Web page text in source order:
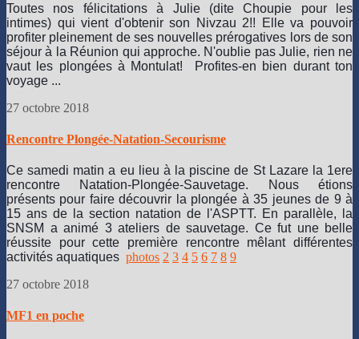
Toutes nos félicitations à Julie (dite Choupie pour les
intimes) qui vient d'obtenir son Nivzau 2!! Elle va pouvoir
profiter pleinement de ses nouvelles prérogatives lors de son
séjour à la Réunion qui approche. N'oublie pas Julie, rien ne
vaut les plongées à Montulat! Profites-en bien durant ton
voyage ...
27 octobre 2018
Rencontre Plongée-Natation-Secourisme
Ce samedi matin a eu lieu à la piscine de St Lazare la 1ere
rencontre Natation-Plongée-Sauvetage. Nous étions
présents pour faire découvrir la plongée à 35 jeunes de 9 à
15 ans de la section natation de l'ASPTT. En parallèle, la
SNSM a animé 3 ateliers de sauvetage. Ce fut une belle
réussite pour cette première rencontre mêlant différentes
activités aquatiques photos 2 3 4 5 6 7 8 9
27 octobre 2018
MF1 en poche